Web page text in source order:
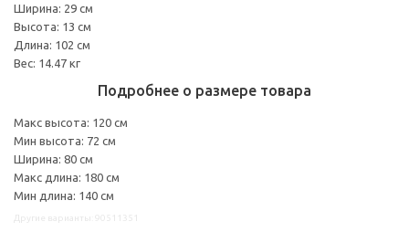
Ширина: 29 см
Высота: 13 см
Длина: 102 см
Вес: 14.47 кг
Подробнее о размере товара
Макс высота: 120 см
Мин высота: 72 см
Ширина: 80 см
Макс длина: 180 см
Мин длина: 140 см